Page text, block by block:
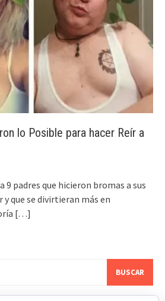
lo Posible para hacer Reír a
9 padres que hicieron bromas a sus
que se divirtieran más en
[…]